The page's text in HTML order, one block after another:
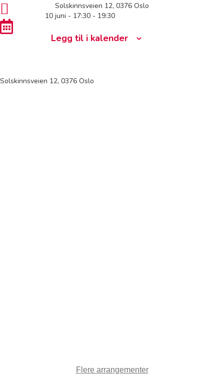
Solskinnsveien 12, 0376 Oslo
10 juni - 17:30- 19:30
Legg til i kalender
Solskinnsveien 12, 0376 Oslo
Flere arrangementer